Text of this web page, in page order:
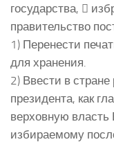
государства, 
правительство
1) Перенести
для хранения.
2) Ввести в
президента, как
верховную
избираемому